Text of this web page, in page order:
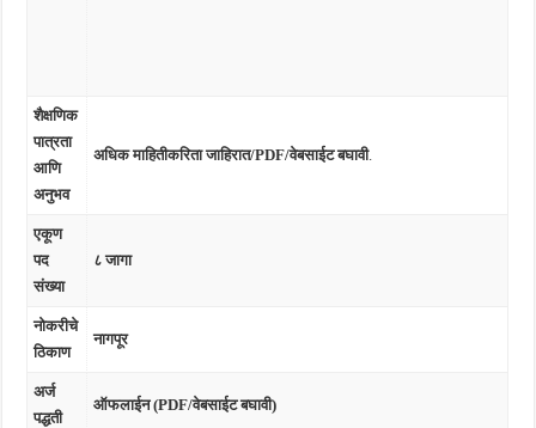
शैक्षणिक
पात्रता
आणि
अनुभव
अधिक माहितीकरिता जाहिरात/PDF/वेबसाईट बघावी.
एकूण
पद
संख्या
८ जागा
नोकरीचे
ठिकाण
नागपूर
अर्ज
पद्धती
ऑफलाईन (PDF/वेबसाईट बघावी)